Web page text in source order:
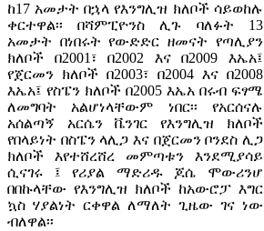
ከ17 አመታት በኋላ የእንግሊዝ ክለቦች ሳይወከሉ
ቀርተዋል፡፡ በሻምፒዮንስ ሊጉ ባለፉት 13
አመታት በነበሩት የውድድር ዘመናት የጣሊያን
ክለቦች በ2001፣ በ2002 እና በ2009 እኤአ፤
የጀርመን ክለቦች በ2003፣ በ2004 እና በ2008
እኤአ፤ የስፔን ክለቦች በ2005 እኤአ በሩብ ፍፃሜ
ለመግባት አልሆነላቸውም ነበር፡፡ የአርሰናሉ
አሰልጣኝ አርሴን ቬንገር የእንግሊዝ ክለቦች
የበላይነት በስፔን ላሊጋ እና በጀርመን ቦንደስ ሊጋ
ክለቦች እየተሸረሸረ መምጣቱን እንደሚያሳይ
ሲናገሩ ፤ የሪያል ማድሪዱ ጆሴ ሞውሪንሆ
በበኩላቸው የእንግሊዝ ክለቦች ከአውሮፓ እግር
ኳስ ሃያልነት ርቀዋል ለማለት ጊዜው ገና ነው
ብለዋል፡፡